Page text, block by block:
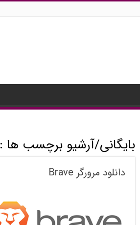
بایگانی/آرشیو برچسب ها :
دانلود مرورگر Brave